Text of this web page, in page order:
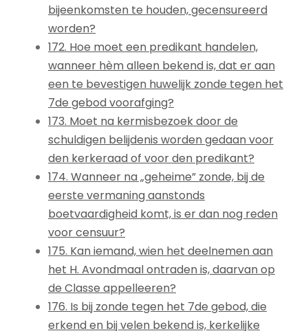
bijeenkomsten te houden, gecensureerd
worden?
172. Hoe moet een predikant handelen,
wanneer hèm alleen bekend is, dat er aan
een te bevestigen huwelijk zonde tegen het
7de gebod voorafging?
173. Moet na kermisbezoek door de
schuldigen belijdenis worden gedaan voor
den kerkeraad of voor den predikant?
174. Wanneer na „geheime” zonde, bij de
eerste vermaning aanstonds
boetvaardigheid komt, is er dan nog reden
voor censuur?
175. Kan iemand, wien het deelnemen aan
het H. Avondmaal ontraden is, daarvan op
de Classe appelleeren?
176. Is bij zonde tegen het 7de gebod, die
erkend en bij velen bekend is, kerkelijke